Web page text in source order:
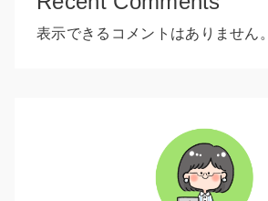
表示できるコメントはありません。